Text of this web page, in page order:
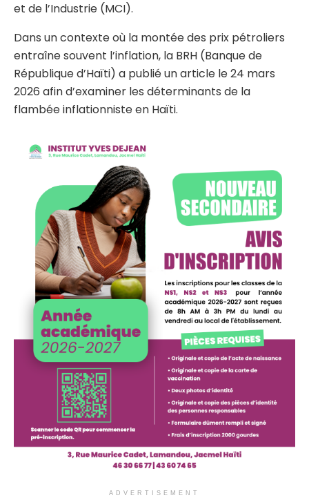
et de l’Industrie (MCI).
Dans un contexte où la montée des prix pétroliers
entraîne souvent l’inflation, la BRH (Banque de
République d’Haïti) a publié un article le 24 mars
2026 afin d’examiner les déterminants de la
flambée inflationniste en Haïti.
ADVERTISEMENT